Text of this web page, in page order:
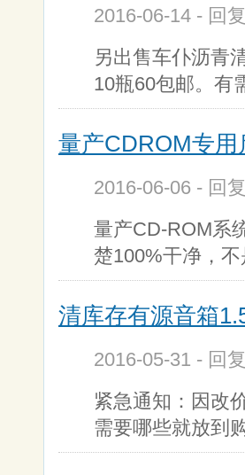
2016-06-14 - 回
另出售车仆沥青
10瓶60包邮。有
量产CDROM专
2016-06-06 - 回
量产CD-ROM系
楚100%干净，
清库存有源音箱
2016-05-31 - 回
紧急通知：因改
需要哪些就放到